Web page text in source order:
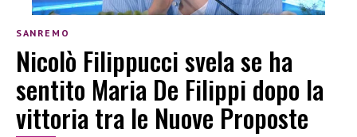
SANREMO
Nicolò Filippucci svela se ha
sentito Maria De Filippi dopo la
vittoria tra le Nuove Proposte